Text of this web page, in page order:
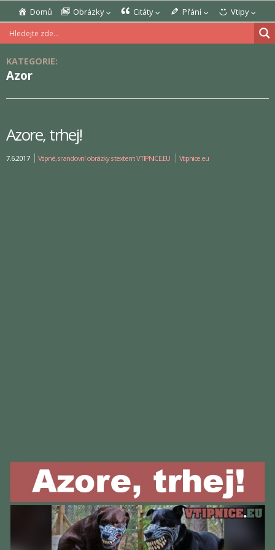
Domů Obrázky Citáty Přání Vtipy
KATEGORIE:
Azor
Azore, trhej!
7.6.2017 Vtipné, srandovní obrázky s textem: VTIPNICE.EU Vtipnice.eu